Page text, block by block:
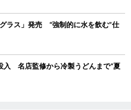
ラス」発売 “強制的に水を飲む”仕
入 名店監修から冷製うどんまで“夏